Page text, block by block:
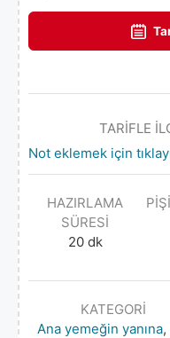
TARİFLE
Not eklemek için
HAZIRLAMA
SÜRESI
20 dk
KATEGORI
Ana yemeğin yanına,